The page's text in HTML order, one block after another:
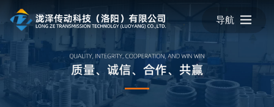
导航